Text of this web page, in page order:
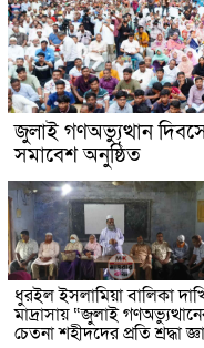
জুলাই গণঅভ্যুত্থান
সমাবেশ অনুষ্ঠিত
ধুরইল ইসলামিয়া বালিকা
মাদ্রাসায় “জুলাই
চেতনা শহীদদের প্রতি শ্রদ্ধা